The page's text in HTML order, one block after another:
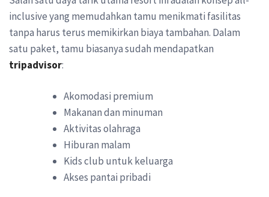
inclusive yang memudahkan tamu menikmati fasilitas
tanpa harus terus memikirkan biaya tambahan. Dalam
satu paket, tamu biasanya sudah mendapatkan
tripadvisor:
Akomodasi premium
Makanan dan minuman
Aktivitas olahraga
Hiburan malam
Kids club untuk keluarga
Akses pantai pribadi